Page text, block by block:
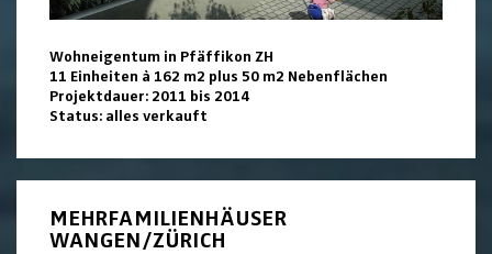
Wohneigentum in Pfäffikon ZH
11 Einheiten à 162 m2 plus 50 m2 Nebenflächen
Projektdauer: 2011 bis 2014
Status: alles verkauft
MEHRFAMILIENHÄUSER
WANGEN/ZÜRICH